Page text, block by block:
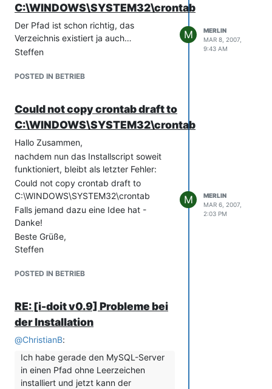
C:\WINDOWS\SYSTEM32\crontab
Der Pfad ist schon richtig, das
Verzeichnis existiert ja auch…
Steffen
POSTED IN BETRIEB
M
MERLIN
MAR 8, 2007,
9:43 AM
Could not copy crontab draft to
C:\WINDOWS\SYSTEM32\crontab
Hallo Zusammen,
nachdem nun das Installscript soweit
funktioniert, bleibt als letzter Fehler:
Could not copy crontab draft to
C:\WINDOWS\SYSTEM32\crontab
Falls jemand dazu eine Idee hat -
Danke!
Beste Grüße,
Steffen
POSTED IN BETRIEB
M
MERLIN
MAR 6, 2007,
2:03 PM
RE: [i-doit v0.9] Probleme bei
der Installation
@ChristianB:
Ich habe gerade den MySQL-Server
in einen Pfad ohne Leerzeichen
installiert und jetzt kann der